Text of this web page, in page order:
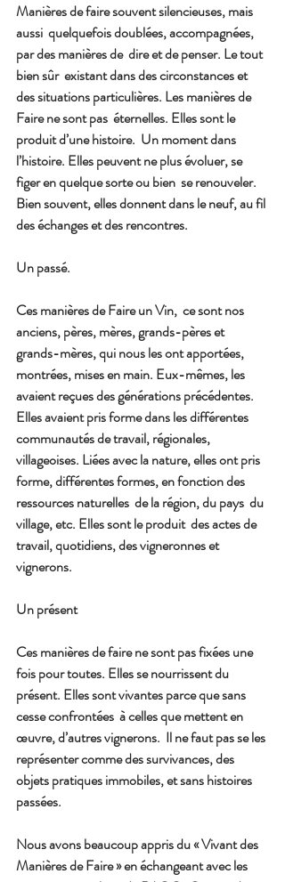
Manières de faire souvent silencieuses, mais
aussi  quelquefois doublées, accompagnées,
par des manières de  dire et de penser. Le tout
bien sûr  existant dans des circonstances et
des situations particulières. Les manières de
Faire ne sont pas  éternelles. Elles sont le
produit d’une histoire.  Un moment dans
l’histoire. Elles peuvent ne plus évoluer, se
figer en quelque sorte ou bien  se renouveler.
Bien souvent, elles donnent dans le neuf, au fil
des échanges et des rencontres.
Un passé.
Ces manières de Faire un Vin,  ce sont nos
anciens, pères, mères, grands-pères et
grands-mères, qui nous les ont apportées,
montrées, mises en main. Eux-mêmes, les
avaient reçues des générations précédentes.
Elles avaient pris forme dans les différentes
communautés de travail, régionales,
villageoises. Liées avec la nature, elles ont pris
forme, différentes formes, en fonction des
ressources naturelles  de la région, du pays  du
village, etc. Elles sont le produit  des actes de
travail, quotidiens, des vigneronnes et
vignerons.
Un présent
Ces manières de faire ne sont pas fixées une
fois pour toutes. Elles se nourrissent du
présent. Elles sont vivantes parce que sans
cesse confrontées  à celles que mettent en
œuvre, d’autres vignerons.  Il ne faut pas se les
représenter comme des survivances, des
objets pratiques immobiles, et sans histoires
passées.
Nous avons beaucoup appris du « Vivant des
Manières de Faire » en échangeant avec les